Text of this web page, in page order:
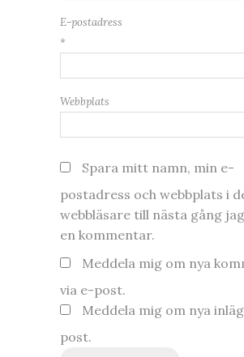
E-postadress
*
Webbplats
Spara mitt namn, min e-
postadress och webbplats i
webbläsare till nästa gång
en kommentar.
Meddela mig om nya
via e-post.
Meddela mig om nya
post.